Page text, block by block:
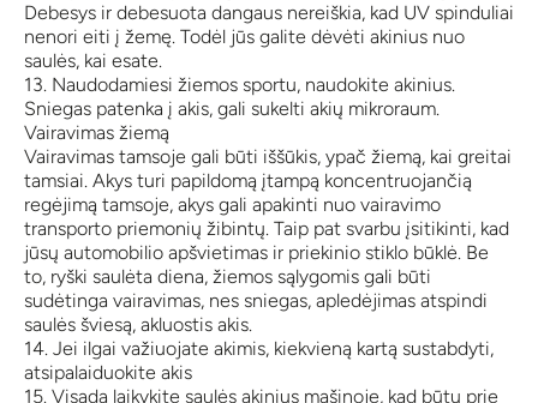
Debesys ir debesuota dangaus nereiškia, kad UV spinduliai
nenori eiti į žemę. Todėl jūs galite dėvėti akinius nuo
saulės, kai esate.
13. Naudodamiesi žiemos sportu, naudokite akinius.
Sniegas patenka į akis, gali sukelti akių mikroraum.
Vairavimas žiemą
Vairavimas tamsoje gali būti iššūkis, ypač žiemą, kai greitai
tamsiai. Akys turi papildomą įtampą koncentruojančią
regėjimą tamsoje, akys gali apakinti nuo vairavimo
transporto priemonių žibintų. Taip pat svarbu įsitikinti, kad
jūsų automobilio apšvietimas ir priekinio stiklo būklė. Be
to, ryški saulėta diena, žiemos sąlygomis gali būti
sudėtinga vairavimas, nes sniegas, apledėjimas atspindi
saulės šviesą, akluostis akis.
14. Jei ilgai važiuojate akimis, kiekvieną kartą sustabdyti,
atsipalaiduokite akis
15. Visada laikykite saulės akinius mašinoje, kad būtų prie